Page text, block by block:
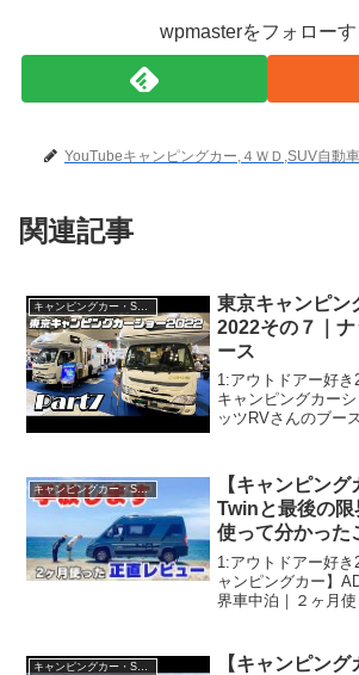
wpmasterをフォローす
YouTubeキャンピングカー,４ＷＤ,SUV自動
関連記事
キャンピングカー・SUV人気車種
東京キャンピン
2022その７｜
ース
1:アウトドアー好
キャンピングカー
ッツRVさんのブー
す！3:アウトドアー
キャンピングカー・SUV人気車種
【キャンピン
Twinと最後の限
使って分かった
す（海辺編）
1:アウトドアー好き
ャンピングカー】
界車中泊｜２ヶ月使
アー好き
【キャンピン